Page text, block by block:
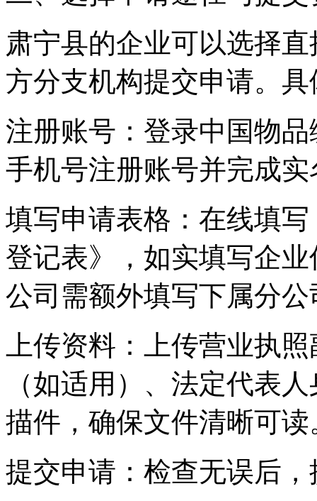
肃宁县的企业可以选择
方分支机构提交申请。
注册账号‌：登录中国物
手机号注册账号并完成
填写申请表格‌：在线填
登记表》，如实填写企
公司需额外填写下属分
上传资料‌：上传营业执
（如适用）、法定代表
描件，确保文件清晰可读
提交申请‌：检查无误后